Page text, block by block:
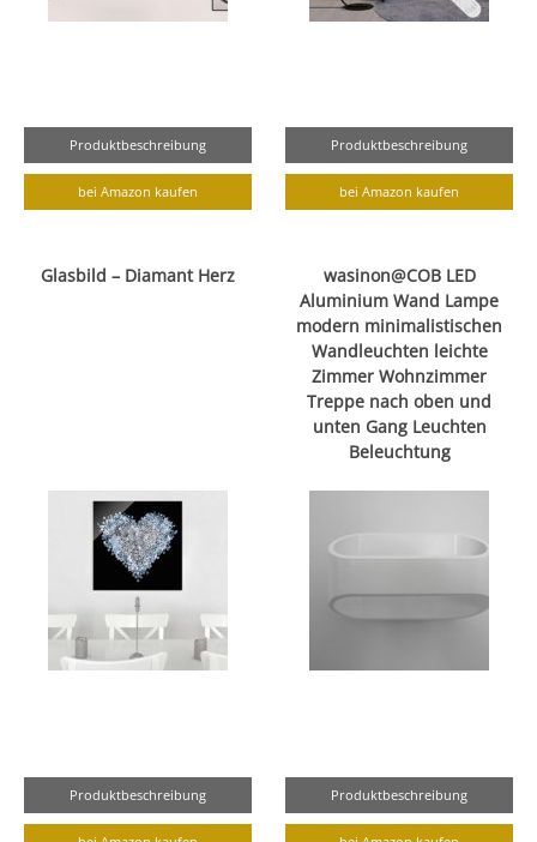
Produktbeschreibung
bei Amazon kaufen
Produktbeschreibung
bei Amazon kaufen
Glasbild – Diamant Herz
Produktbeschreibung
wasinon@COB LED
Aluminium Wand Lampe
modern minimalistischen
Wandleuchten leichte
Zimmer Wohnzimmer
Treppe nach oben und
unten Gang Leuchten
Beleuchtung
Produktbeschreibung